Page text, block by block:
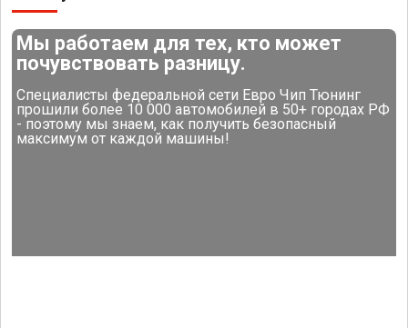
Мы работаем для тех, кто может
почувствовать разницу.
Специалисты федеральной сети Евро Чип Тюнинг
прошили более 10 000 автомобилей в 50+ городах РФ
- поэтому мы знаем, как получить безопасный
максимум от каждой машины!